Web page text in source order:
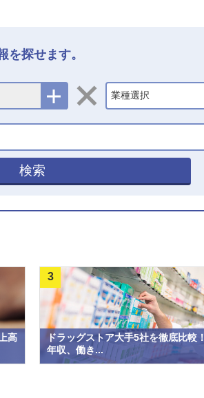
探せます。
業種選択
検索
高
ドラッグストア大手5社を徹底比較！
年収、働き...
3